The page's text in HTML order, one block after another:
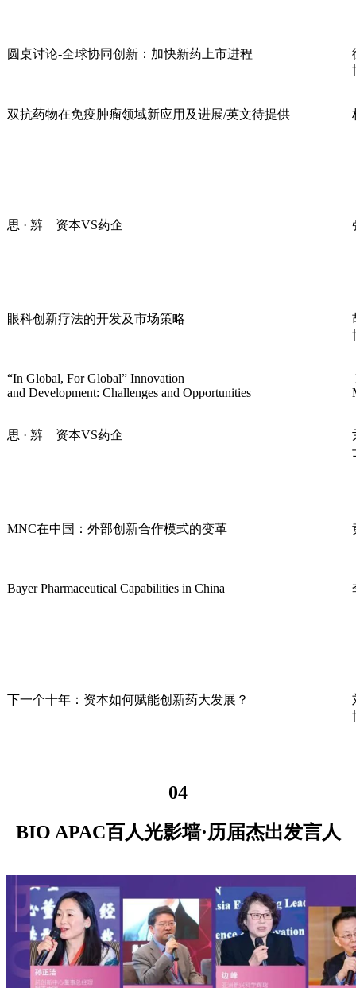
圆桌讨论-全球协同创新：加快新药上市进程
双抗药物在免疫肿瘤领域新应用及进展/英文待提供
思 · 辨 资本VS药企
眼科创新疗法的开发及市场策略
“In Global, For Global” Innovation
and Development: Challenges and Opportunities
思 · 辨 资本VS药企
MNC在中国：外部创新合作模式的变革
Bayer Pharmaceutical Capabilities in China
下一个十年：资本如何赋能创新药大发展？
04
BIO APAC百人光影墙·历届杰出发言人